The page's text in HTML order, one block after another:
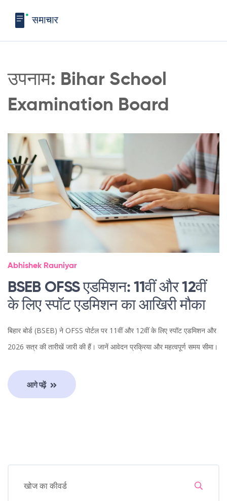
उपनाम: Bihar School
Examination Board
Abhishek Rauniyar
BSEB OFSS एडमिशन: 11वीं और 12वीं
के लिए स्पॉट एडमिशन का आखिरी मौका
बिहार बोर्ड (BSEB) ने OFSS पोर्टल पर 11वीं और 12वीं के लिए स्पॉट एडमिशन और
2026 सत्र की तारीखें जारी की हैं। जानें आवेदन प्रक्रिया और महत्वपूर्ण समय सीमा।
आगे पढ़ें